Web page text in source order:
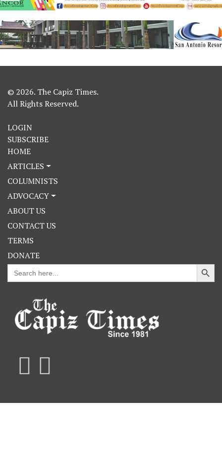
© 2026. The Capiz Times.
All Rights Reserved.
LOGIN
SUBSCRIBE
HOME
ARTICLES
COLUMNISTS
ADVOCACY
ABOUT US
CONTACT US
TERMS
DONATE
Search
for:
Search Button